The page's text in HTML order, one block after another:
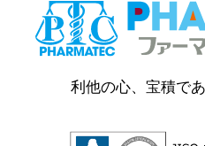
利他の心、宝積で